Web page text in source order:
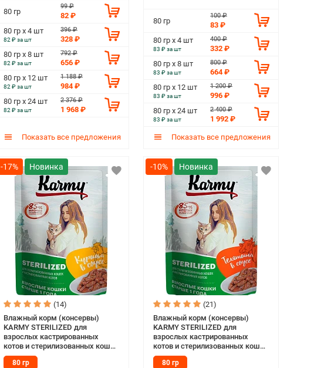
80 гр
99 ₽
82 ₽
80 гр х 4 шт
82 ₽ за шт
396 ₽
328 ₽
80 гр х 8 шт
82 ₽ за шт
792 ₽
656 ₽
80 гр х 12 шт
82 ₽ за шт
1 188 ₽
984 ₽
80 гр х 24 шт
82 ₽ за шт
2 376 ₽
1 968 ₽
Показать все предложения
80 гр
100 ₽
83 ₽
80 гр х 4 шт
83 ₽ за шт
400 ₽
332 ₽
80 гр х 8 шт
83 ₽ за шт
800 ₽
664 ₽
80 гр х 12 шт
83 ₽ за шт
1 200 ₽
996 ₽
80 гр х 24 шт
83 ₽ за шт
2 400 ₽
1 992 ₽
Показать все предложения
-17%
(14)
Влажный корм (консервы)
KARMY STERILIZED для
взрослых кастрированных
котов и стерилизованных кошек
с курицей в соусе пауч (80 гр)
80 гр
-10%
(21)
Влажный корм (консервы)
KARMY STERILIZED для
взрослых кастрированных
котов и стерилизованных кошек
с телятиной в соусе пауч (80 гр)
80 гр